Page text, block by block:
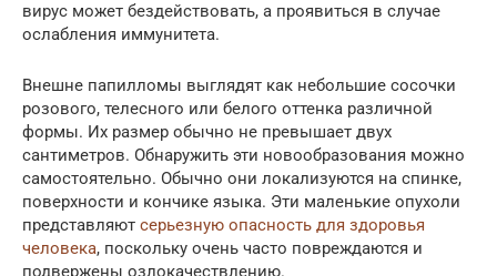
вирус может бездействовать, а проявиться в случае
ослабления иммунитета.
Внешне папилломы выглядят как небольшие сосочки
розового, телесного или белого оттенка различной
формы. Их размер обычно не превышает двух
сантиметров. Обнаружить эти новообразования можно
самостоятельно. Обычно они локализуются на спинке,
поверхности и кончике языка. Эти маленькие опухоли
представляют серьезную опасность для здоровья
человека, поскольку очень часто повреждаются и
подвержены озлокачествлению.